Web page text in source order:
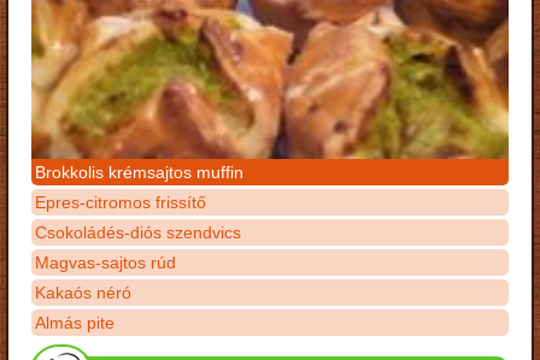
Brokkolis krémsajtos muffin
Epres-citromos frissítő
Csokoládés-diós szendvics
Magvas-sajtos rúd
Kakaós néró
Almás pite